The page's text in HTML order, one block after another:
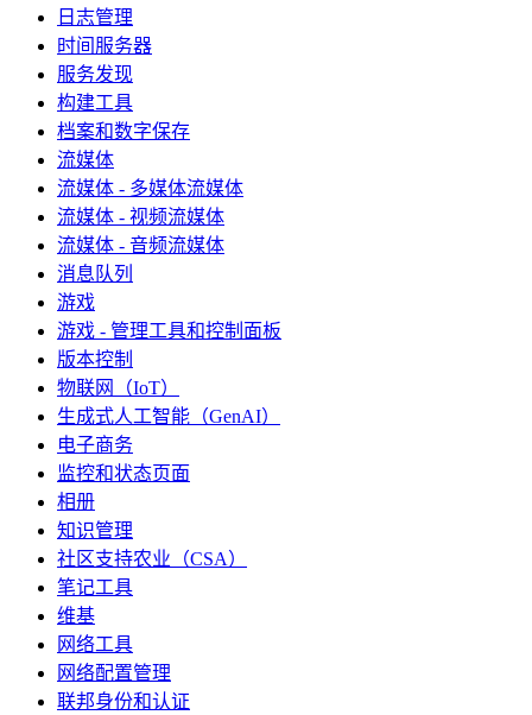
日志管理
时间服务器
服务发现
构建工具
档案和数字保存
流媒体
流媒体 - 多媒体流媒体
流媒体 - 视频流媒体
流媒体 - 音频流媒体
消息队列
游戏
游戏 - 管理工具和控制面板
版本控制
物联网（IoT）
生成式人工智能（GenAI）
电子商务
监控和状态页面
相册
知识管理
社区支持农业（CSA）
笔记工具
维基
网络工具
网络配置管理
联邦身份和认证